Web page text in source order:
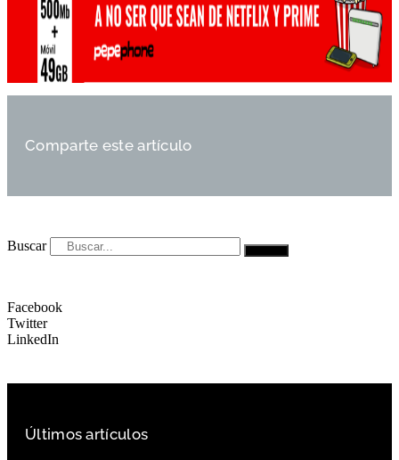
Comparte este artículo
Buscar
Facebook
Twitter
LinkedIn
Últimos artículos